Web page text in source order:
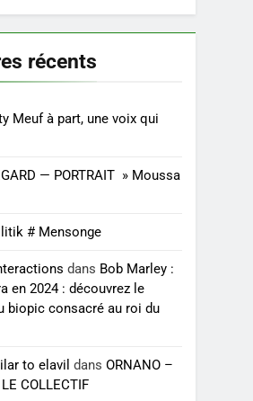
récents
Meuf à part, une voix qui
— PORTRAIT » Moussa
# Mensonge
dans Bob Marley :
en 2024 : découvrez le
biopic consacré au roi du
to elavil dansORNANO –
COLLECTIF